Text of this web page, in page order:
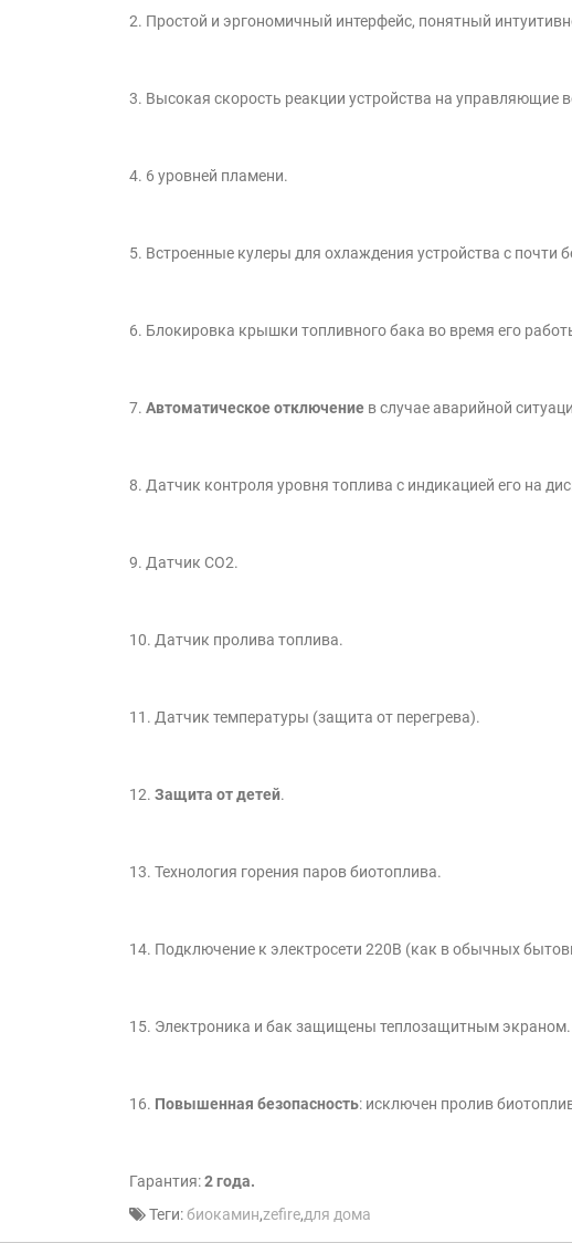
2. Простой и эргономичный интерфейс, понятный
3. Высокая скорость реакции устройства на управляющие
4. 6 уровней пламени.
5. Встроенные кулеры для охлаждения устройства с почти
6. Блокировка крышки топливного бака во время его
7. Автоматическое отключение в случае аварийной
8. Датчик контроля уровня топлива с индикацией его на
9. Датчик СО2.
10. Датчик пролива топлива.
11. Датчик температуры (защита от перегрева).
12. Защита от детей.
13. Технология горения паров биотоплива.
14. Подключение к электросети 220В (как в обычных
15. Электроника и бак защищены теплозащитным экраном.
16. Повышенная безопасность: исключен пролив
Гарантия:2 года.
Теги:биокамин,zefire,для дома